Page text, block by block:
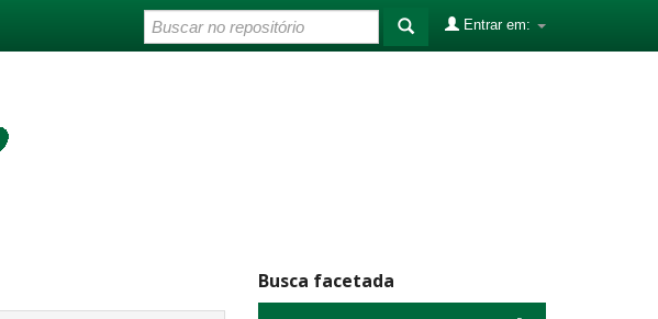
Entrar em:
Busca facetada